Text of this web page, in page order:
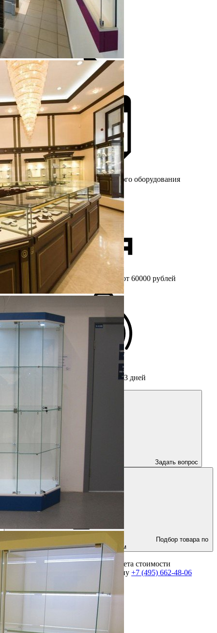
Более 25 летна рынке торгового оборудования
Бесплатныйзамер при заказе от 60000 рублей
от 3 дней
Задать вопрос
параметрам
Для получения консультации и расчета стоимости
оборудования позвоните по телефону +7 (495) 662-48-06